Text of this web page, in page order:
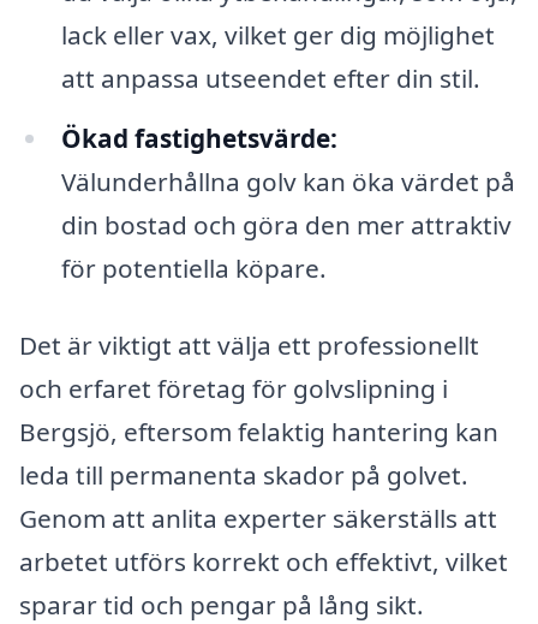
lack eller vax, vilket ger dig möjlighet
att anpassa utseendet efter din stil.
Ökad fastighetsvärde:
Välunderhållna golv kan öka värdet på
din bostad och göra den mer attraktiv
för potentiella köpare.
Det är viktigt att välja ett professionellt
och erfaret företag för golvslipning i
Bergsjö, eftersom felaktig hantering kan
leda till permanenta skador på golvet.
Genom att anlita experter säkerställs att
arbetet utförs korrekt och effektivt, vilket
sparar tid och pengar på lång sikt.